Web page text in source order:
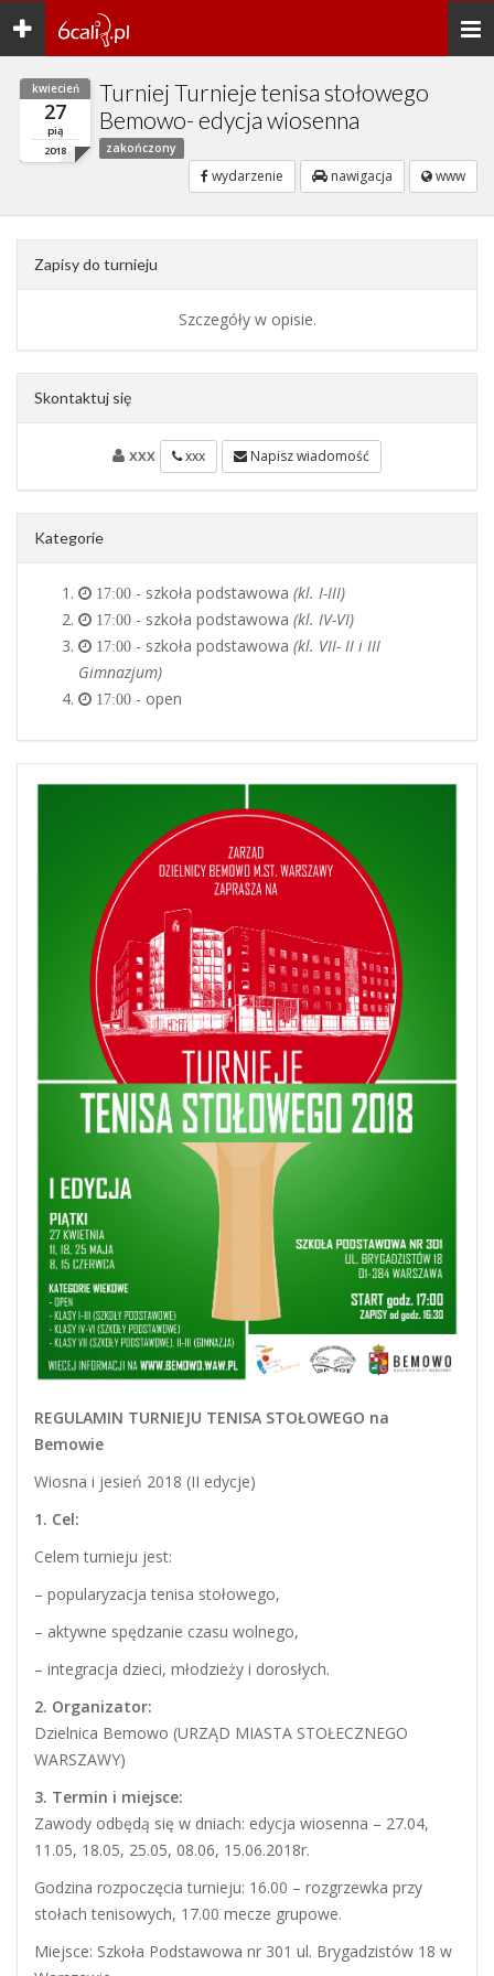
Toggle
navigation
kwiecień
27
pią
2018
Turniej Turnieje tenisa stołowego
Bemowo- edycja wiosenna
zakończony
wydarzenie nawigacja www
Zapisy do turnieju
Szczegóły w opisie.
Skontaktuj się
xxx xxx Napisz wiadomość
Kategorie
17:00 - szkoła podstawowa (kl. I-III)
17:00 - szkoła podstawowa (kl. IV-VI)
17:00 - szkoła podstawowa (kl. VII- II i III
Gimnazjum)
17:00 - open
REGULAMIN TURNIEJU TENISA STOŁOWEGO na
Bemowie
Wiosna i jesień 2018 (II edycje)
1. Cel:
Celem turnieju jest:
– popularyzacja tenisa stołowego,
– aktywne spędzanie czasu wolnego,
– integracja dzieci, młodzieży i dorosłych.
2. Organizator:
Dzielnica Bemowo (URZĄD MIASTA STOŁECZNEGO
WARSZAWY)
3. Termin i miejsce:
Zawody odbędą się w dniach: edycja wiosenna – 27.04,
11.05, 18.05, 25.05, 08.06, 15.06.2018r.
Godzina rozpoczęcia turnieju: 16.00 – rozgrzewka przy
stołach tenisowych, 17.00 mecze grupowe.
Miejsce: Szkoła Podstawowa nr 301 ul. Brygadzistów 18 w